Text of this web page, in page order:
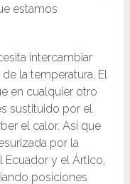
estamos
intercambiar
la temperatura. El
en cualquier otro
sustituido por el
el calor. Así que
por la
Ecuador y el Ártico,
posiciones